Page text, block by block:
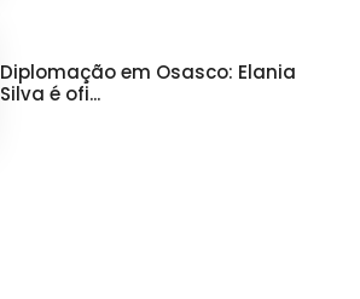
Diplomação em Osasco: Elania
Silva é ofi...